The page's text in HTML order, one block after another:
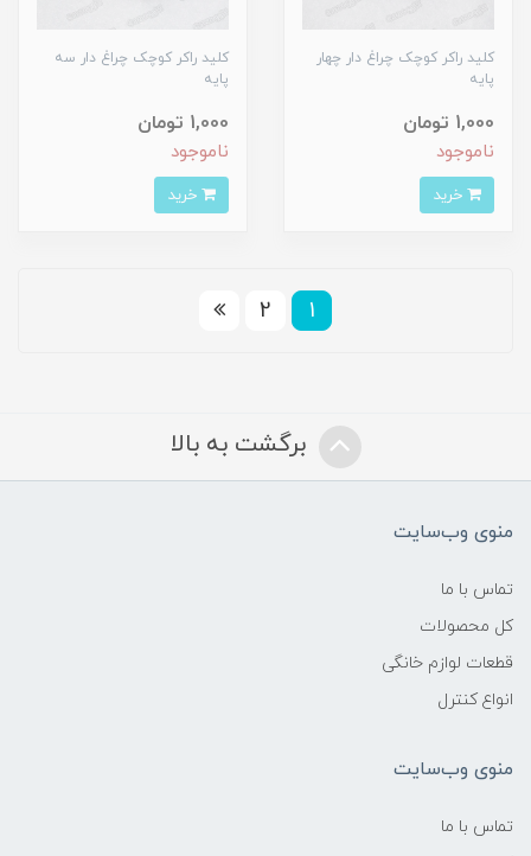
کلید راکر کوچک چراغ دار چهار
پایه
1,000 تومان
ناموجود
کلید راکر کوچک چراغ دار سه
پایه
1,000 تومان
ناموجود
1
2
برگشت به بالا
منوی وب‌سایت
تماس با ما
کل محصولات
قطعات لوازم خانگی
انواع کنترل
منوی وب‌سایت
تماس با ما